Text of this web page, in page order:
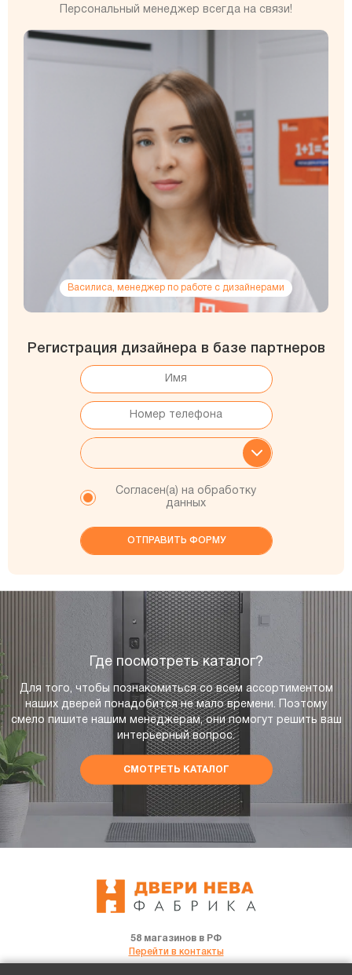
Персональный менеджер всегда на связи!
Василиса, менеджер по работе с дизайнерами
Регистрация дизайнера в базе партнеров
Согласен(а) на обработку
данных
Где посмотреть каталог?
Для того, чтобы познакомиться со всем ассортиментом
наших дверей понадобится не мало времени. Поэтому
смело пишите нашим менеджерам, они помогут решить ваш
интерьерный вопрос.
СМОТРЕТЬ КАТАЛОГ
58 магазинов в РФ
Перейти в контакты